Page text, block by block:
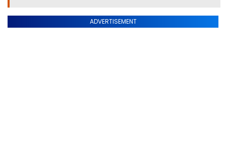
ADVERTISEMENT